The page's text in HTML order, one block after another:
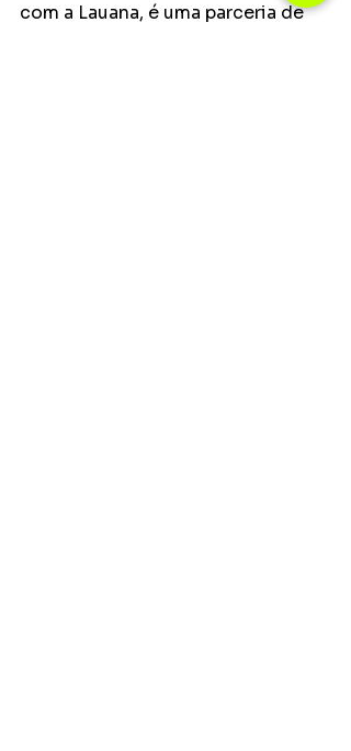
com a Lauana, é uma parceria de